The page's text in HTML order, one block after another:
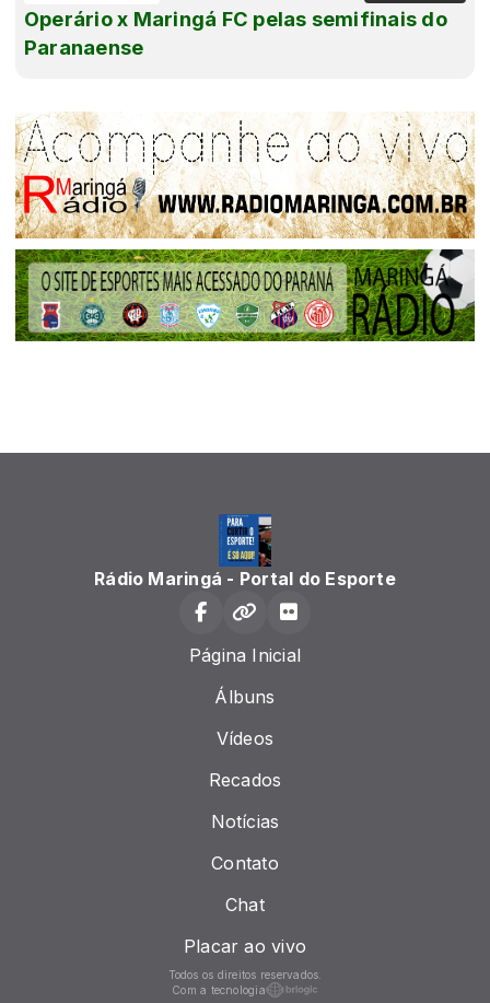
Operário x Maringá FC pelas semifinais do
Paranaense
Rádio Maringá - Portal do Esporte
Página Inicial
Álbuns
Vídeos
Recados
Notícias
Contato
Chat
Placar ao vivo
Todos os direitos reservados.
Com a tecnologia